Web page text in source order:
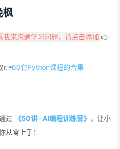
枫
来沟通学习问题，请点击添加 👉
👉60套Python课程的合集
过 《50讲 · AI编程训练营》 ，让小
从零上手！